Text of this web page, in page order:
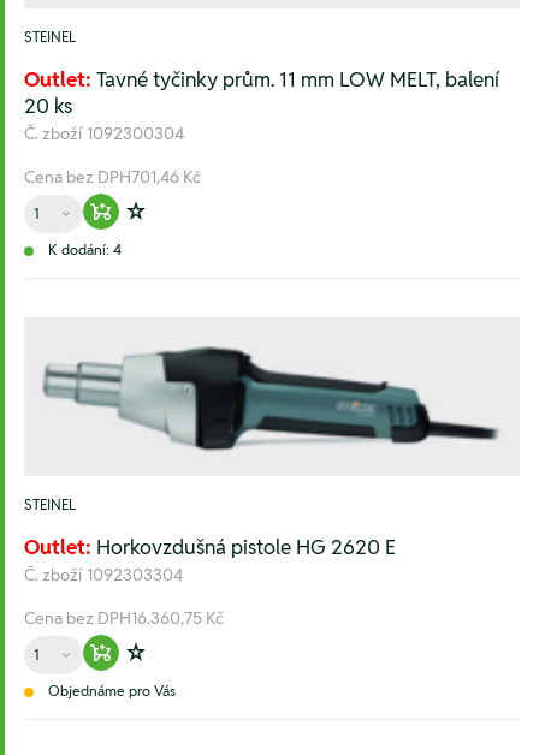
STEINEL
Outlet: Tavné tyčinky prům. 11 mm LOW MELT, balení
20 ks
Č. zboží 1092300304
Cena bez DPH701,46 Kč
Množství
Warenkorb hinzufügen
Zur Wunschliste hinzufügen
K dodání: 4
STEINEL
Outlet: Horkovzdušná pistole HG 2620 E
Č. zboží 1092303304
Cena bez DPH16.360,75 Kč
Množství
Warenkorb hinzufügen
Zur Wunschliste hinzufügen
Objednáme pro Vás